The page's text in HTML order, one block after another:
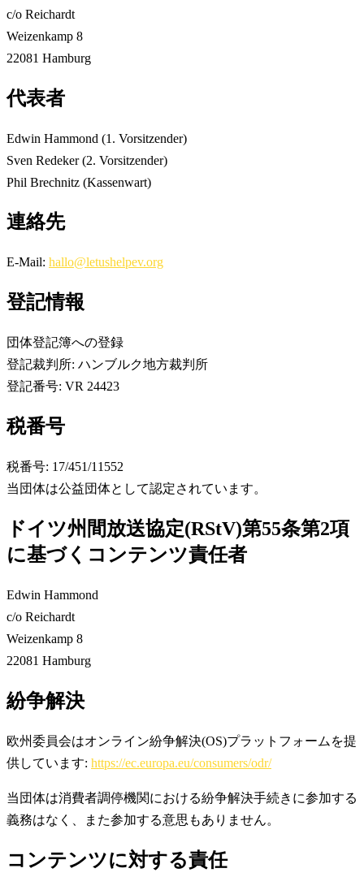
c/o Reichardt
Weizenkamp 8
22081 Hamburg
代表者
Edwin Hammond (1. Vorsitzender)
Sven Redeker (2. Vorsitzender)
Phil Brechnitz (Kassenwart)
連絡先
E-Mail: hallo@letushelpev.org
登記情報
団体登記簿への登録
登記裁判所: ハンブルク地方裁判所
登記番号: VR 24423
税番号
税番号: 17/451/11552
当団体は公益団体として認定されています。
ドイツ州間放送協定(RStV)第55条第2項
に基づくコンテンツ責任者
Edwin Hammond
c/o Reichardt
Weizenkamp 8
22081 Hamburg
紛争解決
欧州委員会はオンライン紛争解決(OS)プラットフォームを提
供しています: https://ec.europa.eu/consumers/odr/
当団体は消費者調停機関における紛争解決手続きに参加する
義務はなく、また参加する意思もありません。
コンテンツに対する責任